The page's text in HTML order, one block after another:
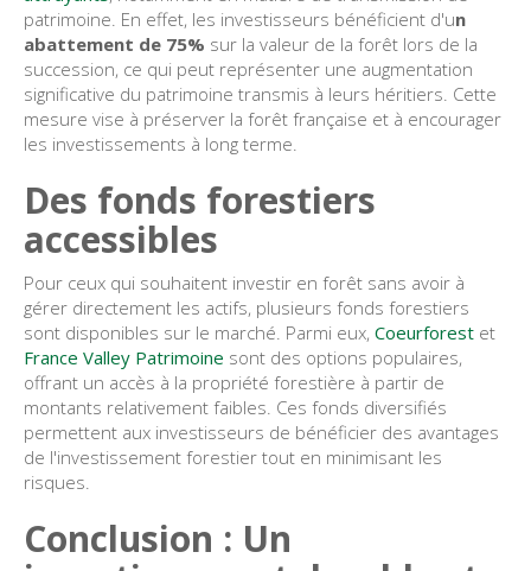
patrimoine. En effet, les investisseurs bénéficient d'un
abattement de 75% sur la valeur de la forêt lors de la
succession, ce qui peut représenter une augmentation
significative du patrimoine transmis à leurs héritiers. Cette
mesure vise à préserver la forêt française et à encourager
les investissements à long terme.
Des fonds forestiers
accessibles
Pour ceux qui souhaitent investir en forêt sans avoir à
gérer directement les actifs, plusieurs fonds forestiers
sont disponibles sur le marché. Parmi eux, Coeurforest et
France Valley Patrimoine sont des options populaires,
offrant un accès à la propriété forestière à partir de
montants relativement faibles. Ces fonds diversifiés
permettent aux investisseurs de bénéficier des avantages
de l'investissement forestier tout en minimisant les
risques.
Conclusion : Un